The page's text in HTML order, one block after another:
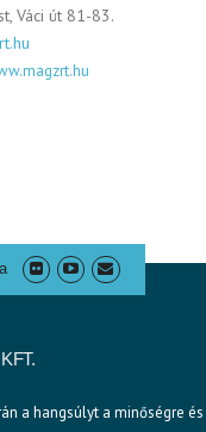
Váci út 81-83.
a hangsúlyt a minőségre